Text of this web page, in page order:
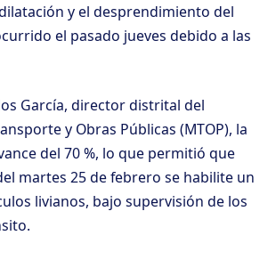
y el desprendimiento del
el pasado jueves debido a las
García, director distrital del
y Obras Públicas (MTOP), la
del 70 %, lo que permitió que
martes 25 de febrero se habilite un
livianos, bajo supervisión de los